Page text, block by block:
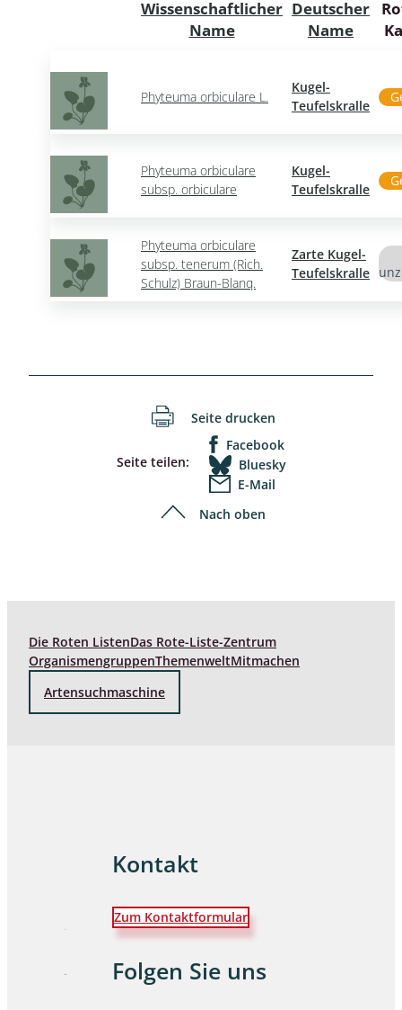
Wissenschaftlicher
Name
Deutscher
Name
Phyteuma orbiculare L.
Kugel-
Teufelskralle
Phyteuma orbiculare
subsp. orbiculare
Kugel-
Teufelskralle
Phyteuma orbiculare
subsp. tenerum (Rich.
Schulz) Braun-Blanq.
Zarte Kugel-
Teufelskralle
Seite drucken
Seite teilen:
Facebook
Bluesky
E-Mail
Nach oben
Die Roten ListenDas Rote-Liste-Zentrum
OrganismengruppenThemenweltMitmachen
Artensuchmaschine
Kontakt
Zum Kontaktformular
Folgen Sie uns